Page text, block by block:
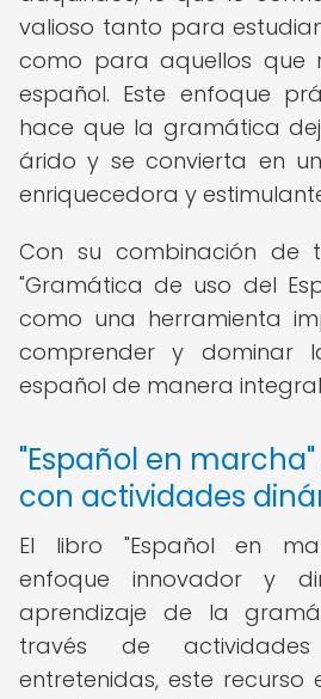
valioso tanto para
como para aquellos que
español. Este enfoque
hace que la gramática
árido y se convierta en
enriquecedora y
Con su combinación de
"Gramática de uso del
como una herramienta
comprender y dominar
español de manera
"Español en
con actividades
El libro "Español en
enfoque innovador y
aprendizaje de la
través de
entretenidas, este recurso